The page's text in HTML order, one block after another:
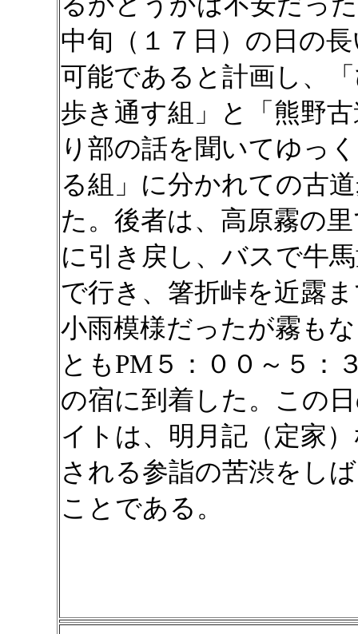
中旬（１７日）の日の
可能であると計画し、
歩き通す組」と「熊野
り部の話を聞いてゆっ
る組」に分かれての古
た。後者は、高原霧の
に引き戻し、バスで牛
で行き、箸折峠を近露
小雨模様だったが霧も
ともPM５：００～５：
の宿に到着した。この
イトは、明月記（定家
される参詣の苦渋をし
ことである。